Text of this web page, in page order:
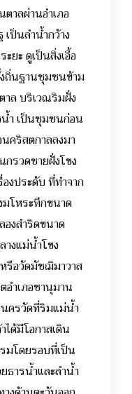
าลผ่านอำเภอ
เป็นลำน้ำกว้าง
ยะ ดูเป็นสิ่งเอื้อ
ถิ่นฐานชุมชนข้าม
าล บริเวณริมฝั่ง
น้ำ เป็นชุมชนก่อน
คริสตกาลลงมา
รวดชายฝั่งโขง
งประดับ ที่ทำจาก
มโหระทึกขนาด
งสำริดขนาด
างแม่น้ำโขง
รือวัดมัชฌิมาวาส
อำเภอชานุมาน
ครวัดที่ริมแม่น้ำ
ได้มีโอกาสเดิน
มโดยรอบที่เป็น
ธารน้ำและลำน้ำ